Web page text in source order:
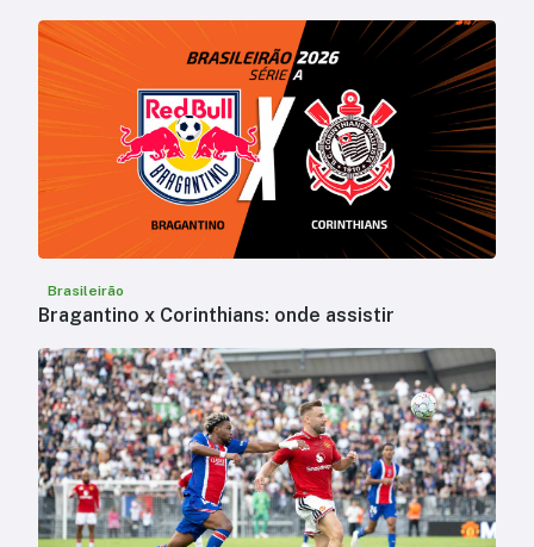
Brasileirão
Bragantino x Corinthians: onde assistir